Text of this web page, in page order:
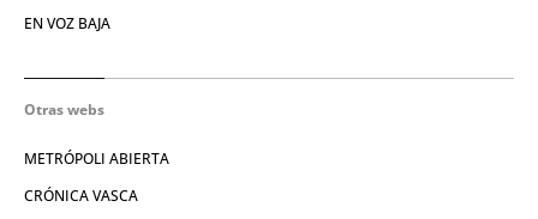
EN VOZ BAJA
Otras webs
METRÓPOLI ABIERTA
CRÓNICA VASCA